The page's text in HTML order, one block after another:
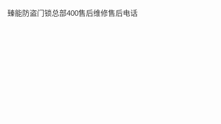
臻能防盗门锁总部400售后维修售后电话